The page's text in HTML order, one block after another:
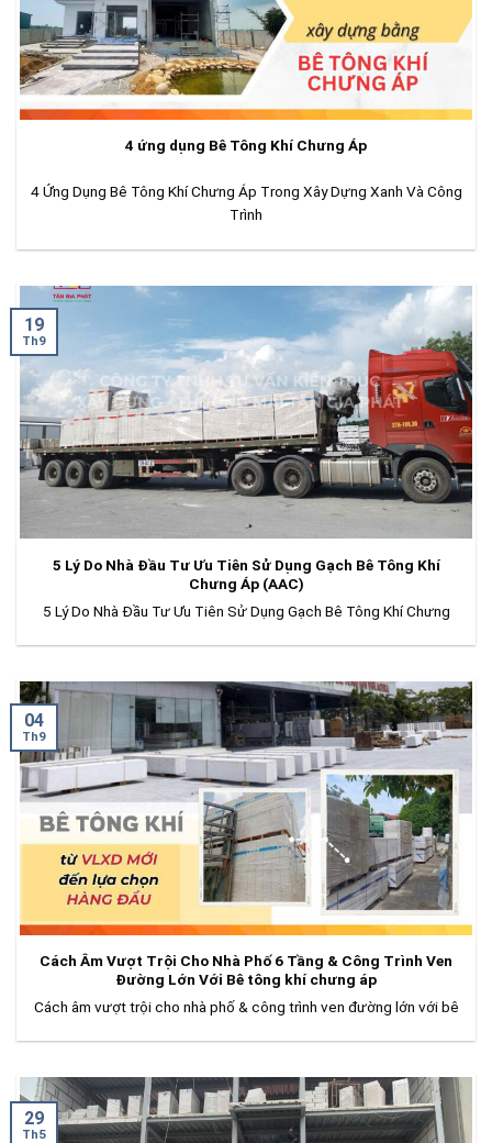
4 ứng dụng Bê Tông Khí Chưng Áp
4 Ứng Dụng Bê Tông Khí Chưng Áp Trong Xây Dựng Xanh Và Công
Trình
5 Lý Do Nhà Đầu Tư Ưu Tiên Sử Dụng Gạch Bê Tông Khí
Chưng Áp (AAC)
5 Lý Do Nhà Đầu Tư Ưu Tiên Sử Dụng Gạch Bê Tông Khí Chưng
19
Th9
Cách Âm Vượt Trội Cho Nhà Phố 6 Tầng & Công Trình Ven
Đường Lớn Với Bê tông khí chưng áp
Cách âm vượt trội cho nhà phố & công trình ven đường lớn với bê
04
Th9
29
Th5